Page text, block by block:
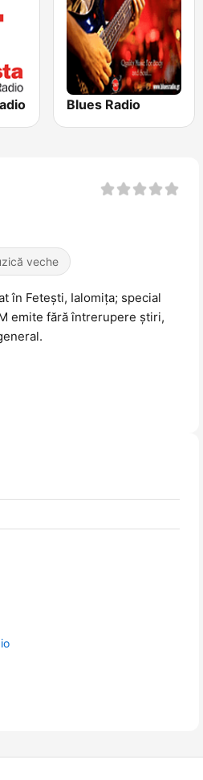
Blues Radio
veche
în Fetești, Ialomița; special
emite fără întrerupere știri,